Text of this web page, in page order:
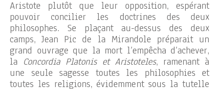
Aristote plutôt que leur opposition, espérant
pouvoir concilier les doctrines des deux
philosophes. Se plaçant au-dessus des deux
camps, Jean Pic de la Mirandole préparait un
grand ouvrage que la mort l’empêcha d’achever,
la Concordia Platonis et Aristoteles, ramenant à
une seule sagesse toutes les philosophies et
toutes les religions, évidemment sous la tutelle